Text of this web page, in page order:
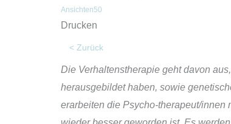
Ansichten50
Drucken
< Zurück
Die Verhaltenstherapie geht davon
herausgebildet haben, sowie
erarbeiten die Psycho-therapeut/innen